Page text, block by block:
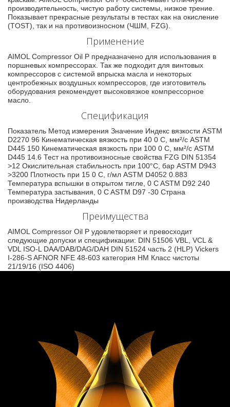
производительность, чистую работу системы, низкое трение.
Показывает прекрасные результаты в тестах как на окисление
(TOST), так и на противоизносном (ЧШМ, FZG).
Применение
AIMOL Compressor Oil P предназначено для использования в
поршневых компрессорах. Так же подходит для винтовых
компрессоров с системой впрыска масла и некоторых
центробежных воздушных компрессоров, где изготовитель
оборудования рекомендует высоковязкое компрессорное
масло.
Спецификация
Показатель Метод измерения Значение Индекс вязкости ASTM
D2270 96 Кинематическая вязкость при 40 0 C, мм²/с ASTM
D445 150 Кинематическая вязкость при 100 0 C, мм²/с ASTM
D445 14.6 Тест на противоизносные свойства FZG DIN 51354
>12 Окислительная стабильность при 100°С, бар ASTM D943
>3200 Плотность при 15 0 C, г/мл ASTM D4052 0.883
Температура вспышки в открытом тигле, 0 C ASTM D92 240
Температура застывания, 0 C ASTM D97 -30 Страна
производства Нидерланды
Преимущества
AIMOL Compressor Oil P удовлетворяет и превосходит
следующие допуски и спецификации: DIN 51506 VBL, VCL &
VDL ISO-L DAA/DAB/DAG/DAH DIN 51524 часть 2 (HLP) Vickers
I-286-S AFNOR NFE 48-603 категория HM Класс чистоты
21/19/16 (ISO 4406)